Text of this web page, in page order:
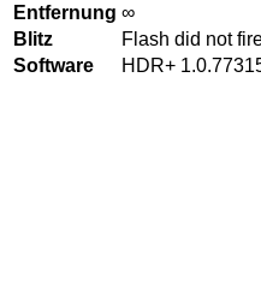
Entfernung ∞
Blitz
Flash did not
Software
HDR+